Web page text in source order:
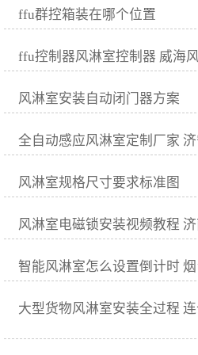
ffu群控箱装在哪个位置
ffu控制器风淋室控制器 威海
风淋室安装自动闭门器方案
全自动感应风淋室定制厂家
风淋室规格尺寸要求标准图
风淋室电磁锁安装视频教程
智能风淋室怎么设置倒计时
大型货物风淋室安装全过程